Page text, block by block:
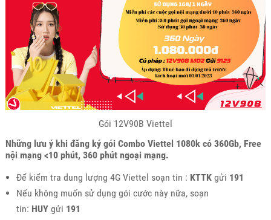
Gói 12V90B Viettel
Những lưu ý khi đăng ký gói Combo Viettel 1080k có 360Gb, Free
nội mạng <10 phút, 360 phút ngoại mạng.
Để kiểm tra dung lượng 4G Viettel soạn tin : KTTKgửi 191
Nếu không muốn sử dụng gói cước này nữa, soạn
tin: HUYgửi 191